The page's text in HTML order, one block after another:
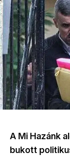
A Mi Hazánk
bukott